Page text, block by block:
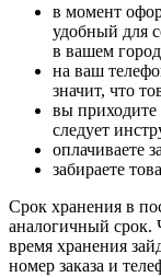
в момент
удобный для
в вашем
на ваш
значит, что
вы приходите
следует
оплачиваете
забираете
Срок хранения в
аналогичный
время хранения
номер заказа и